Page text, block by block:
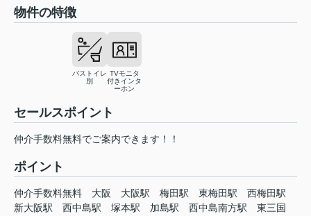
物件の特徴
バストイレ
別
TVモニタ
付きインタ
ーホン
セールスポイント
仲介手数料無料でご案内できます！！
ポイント
仲介手数料無料 大阪 大阪駅 梅田駅 東梅田駅
西梅田駅
新大阪駅
西中島駅 塚本駅 加島駅 西中島南方駅
東三国